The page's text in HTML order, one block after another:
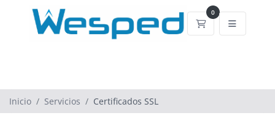
0
Carrito de
Inicio Servicios Certificados SSL